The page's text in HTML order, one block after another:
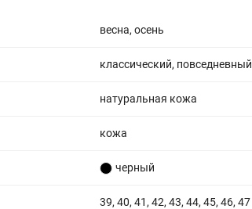
весна, осень
классический, повседневный
натуральная кожа
кожа
черный
39, 40, 41, 42, 43, 44, 45, 46, 47